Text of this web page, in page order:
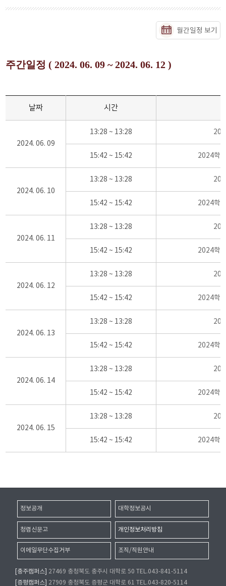
월간일정 보기
주간일정 ( 2024. 06. 09 ~ 2024. 06. 12 )
날짜 시간
2024. 06. 09
13:28 ~ 13:28
15:42 ~ 15:42 2024학
2024. 06. 10
13:28 ~ 13:28
15:42 ~ 15:42 2024학
2024. 06. 11
13:28 ~ 13:28
15:42 ~ 15:42 2024학
2024. 06. 12
13:28 ~ 13:28
15:42 ~ 15:42 2024학
2024. 06. 13
13:28 ~ 13:28
15:42 ~ 15:42 2024학
2024. 06. 14
13:28 ~ 13:28
15:42 ~ 15:42 2024학
2024. 06. 15
13:28 ~ 13:28
15:42 ~ 15:42 2024학
정보공개 대학정보공시
청렴신문고 개인정보처리방침
이메일무단수집거부 조직/직원안내
[충주캠퍼스]
27469 충청북도 충주시 대학로 50 TEL.043-841-5114
[증평캠퍼스]
27909 충청북도 증평군 대학로 61 TEL.043-820-5114